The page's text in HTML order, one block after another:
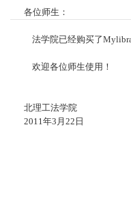
各位师生：
法学院已经购买了
欢迎各位师生使用！
北理工法学院
2011年3月22日